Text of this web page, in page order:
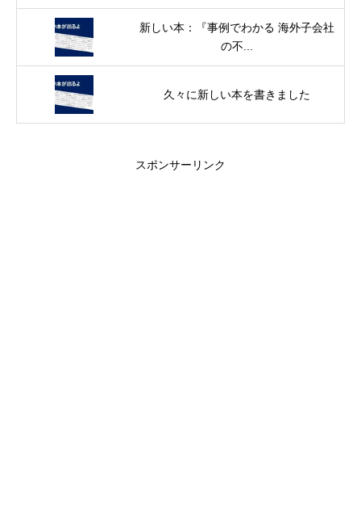
新しい本：『事例でわかる 海外子会社
の不...
久々に新しい本を書きました
スポンサーリンク